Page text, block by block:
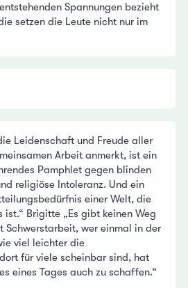
Spannungen bezieht
setzen die Leute nicht nur im
Leidenschaft und Freude aller
Arbeit anmerkt, ist ein
Pamphlet gegen blinden
religiöse Intoleranz. Und ein
einer Welt, die
ist.“ Brigitte „Es gibt keinen Weg
Schwerstarbeit, wer einmal in der
viel leichter die
für viele scheinbar sind, hat
eines Tages auch zu schaffen.“